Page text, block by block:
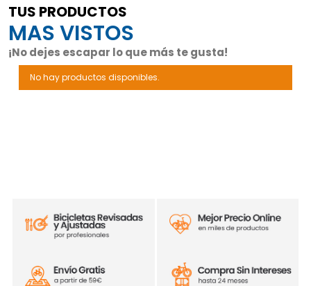
TUS PRODUCTOS
MAS VISTOS
¡No dejes escapar lo que más te gusta!
No hay productos disponibles.